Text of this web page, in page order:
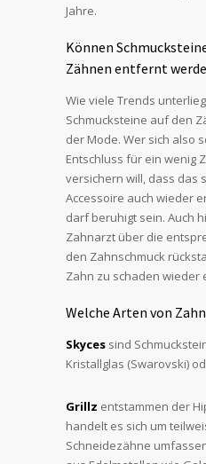
Jahre.
Können
Zähnen entfernt
Wie viele Trends
Schmucksteine auf den
der Mode. Wer sich also
Entschluss für ein wenig
versichern will, dass das
Accessoire auch wieder
darf beruhigt sein. Auch
Zahnarzt über die
den Zahnschmuck
Zahn zu schaden wieder
Welche Arten von
Skyces sind
Kristallglas (Swarovski)
Grillz entstammen der
handelt es sich um
Schneidezähne